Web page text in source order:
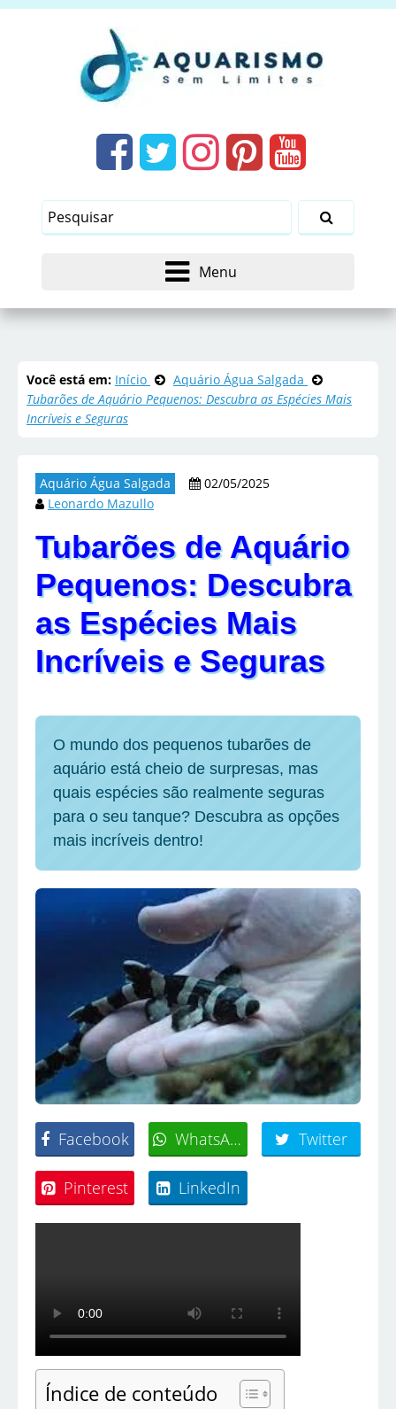
Menu
Você está em: Início
Aquário Água Salgada
Tubarões de Aquário Pequenos: Descubra as Espécies Mais
Incríveis e Seguras
Aquário Água Salgada
02/05/2025
Leonardo Mazullo
Tubarões de Aquário
Pequenos: Descubra
as Espécies Mais
Incríveis e Seguras
O mundo dos pequenos tubarões de
aquário está cheio de surpresas, mas
quais espécies são realmente seguras
para o seu tanque? Descubra as opções
mais incríveis dentro!
Facebook WhatsApp Twitter
Pinterest LinkedIn
Índice de conteúdo